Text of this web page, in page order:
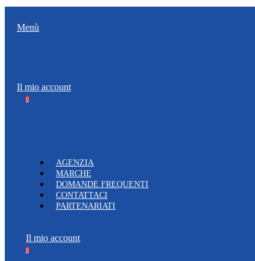
Menù
Il mio account
0
AGENZIA
MARCHE
DOMANDE FREQUENTI
CONTATTACI
PARTENARIATI
Il mio account
0